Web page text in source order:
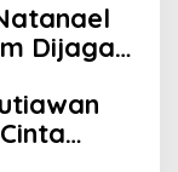
Dijaga